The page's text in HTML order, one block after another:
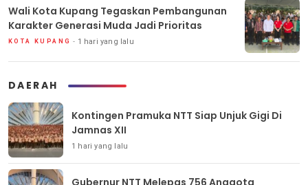
Wali Kota Kupang Tegaskan Pembangunan
Karakter Generasi Muda Jadi Prioritas
KOTA KUPANG 1 hari yang lalu
DAERAH
Kontingen Pramuka NTT Siap Unjuk Gigi Di
Jamnas XII
1 hari yang lalu
Gubernur NTT Melepas 756 Anggota